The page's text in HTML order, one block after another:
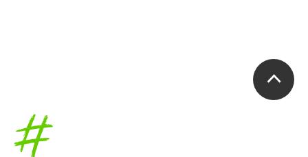
Accueil